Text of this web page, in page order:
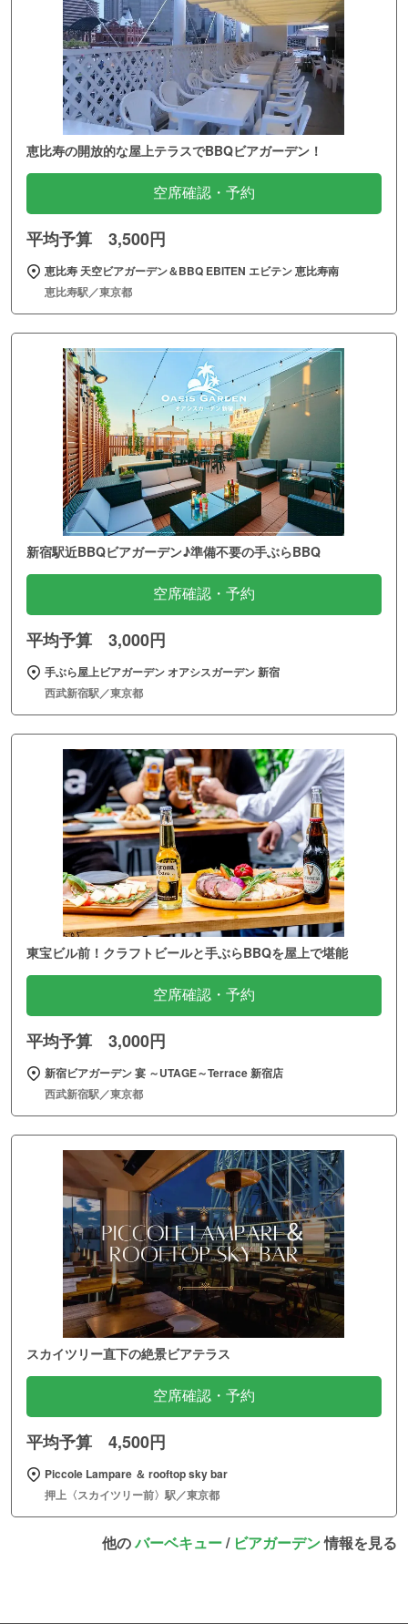
恵比寿の開放的な屋上テラスでBBQビアガーデン！
空席確認・予約
平均予算 3,500円
恵比寿 天空ビアガーデン＆BBQ EBITEN エビテン 恵比寿南
恵比寿駅／東京都
新宿駅近BBQビアガーデン♪準備不要の手ぶらBBQ
空席確認・予約
平均予算 3,000円
手ぶら屋上ビアガーデン オアシスガーデン 新宿
西武新宿駅／東京都
東宝ビル前！クラフトビールと手ぶらBBQを屋上で堪能
空席確認・予約
平均予算 3,000円
新宿ビアガーデン 宴 ～UTAGE～Terrace 新宿店
西武新宿駅／東京都
スカイツリー直下の絶景ビアテラス
空席確認・予約
平均予算 4,500円
Piccole Lampare ＆ rooftop sky bar
押上〈スカイツリー前〉駅／東京都
他のバーベキュー/ ビアガーデン情報を見る